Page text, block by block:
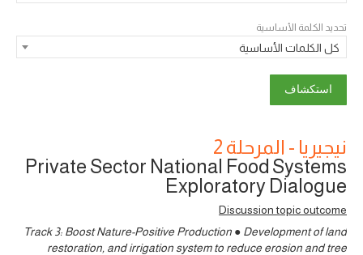
تحديد الكلمة الأساسية
كل الكلمات الأساسية
نيجيريا - المرحلة 2
Private Sector National Food Systems
Exploratory Dialogue
Discussion topic outcome
Track 3: Boost Nature-Positive Production ● Development of land
restoration, and irrigation system to reduce erosion and tree